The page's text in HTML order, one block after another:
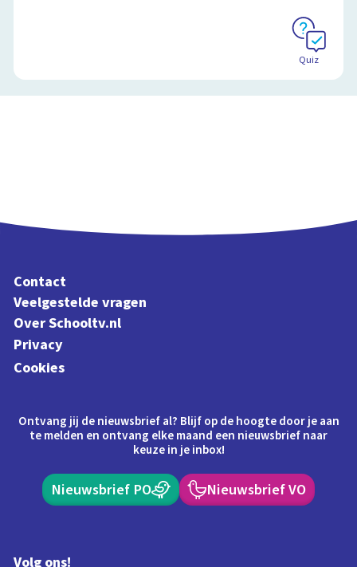
Quiz
Contact
Veelgestelde vragen
Over Schooltv.nl
Privacy
Cookies
Ontvang jij de nieuwsbrief al? Blijf op de hoogte door je aan
te melden en ontvang elke maand een nieuwsbrief naar
keuze in je inbox!
Nieuwsbrief PO Nieuwsbrief VO
Volg ons!